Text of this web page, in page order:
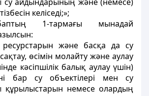
келіседі;»;
1-тармағы мынадай
және басқа да су
өсімін молайту және аулау
кәсіпшілік балық аулау үшін)
бар су объектілері мен су
немесе олардың